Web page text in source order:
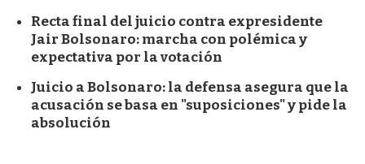
Recta final del juicio contra expresidente
Jair Bolsonaro: marcha con polémica y
expectativa por la votación
Juicio a Bolsonaro: la defensa asegura que la
acusación se basa en "suposiciones" y pide la
absolución